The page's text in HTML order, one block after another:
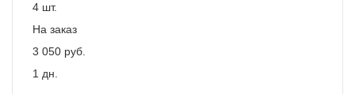
4 шт.
На заказ
3 050 руб.
1 дн.